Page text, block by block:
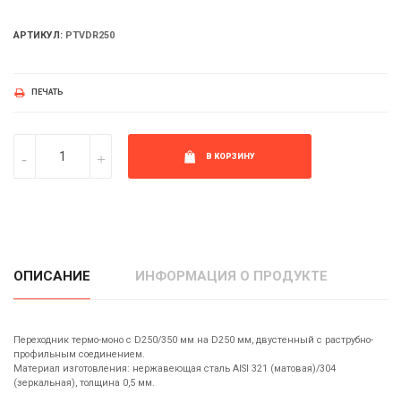
АРТИКУЛ: PTVDR250
ПЕЧАТЬ
В КОРЗИНУ
ОПИСАНИЕ ИНФОРМАЦИЯ О ПРОДУКТЕ
Переходник термо-моно с D250/350 мм на D250 мм, двустенный с раструбно-
профильным соединением.
Материал изготовления: нержавеющая сталь AISI 321 (матовая)/304
(зеркальная), толщина 0,5 мм.